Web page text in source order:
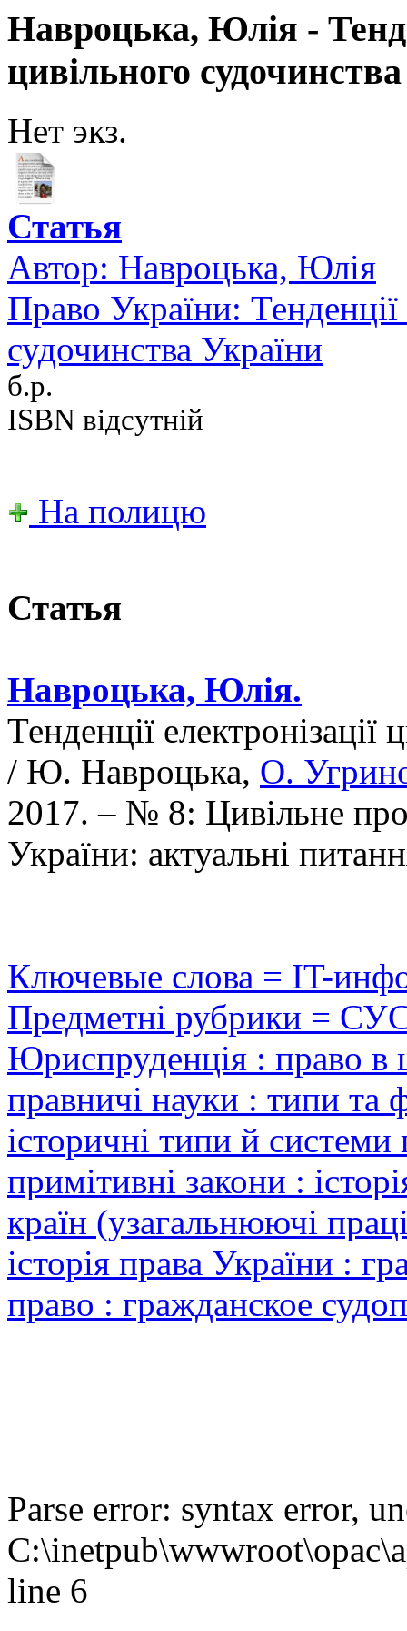
Навроцька, Юлія -
цивільного
Нет экз.
Статья
Автор: Навроцька, Юлія
Право України: Тенденції
судочинства України
б.р.
ISBN відсутній
На полицю
Статья
Навроцька, Юлія.
Тенденції
/ Ю. Навроцька, О.
2017. – № 8: Цивільне
України: актуальні
Ключевые слова = IT-
Предметні рубрики =
Юриспруденція : право в
правничі науки : типи та
історичні типи й
примітивні закони :
країн (узагальнюючі
історія права України :
право : гражданское
Parse error: syntax error,
line 6